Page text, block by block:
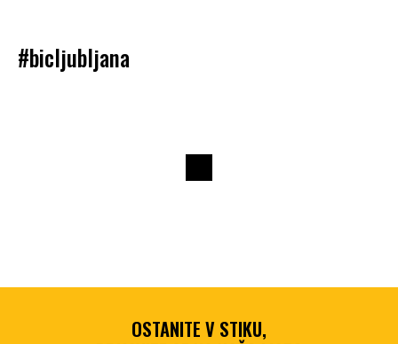
#bicljubljana
OSTANITE V STIKU,